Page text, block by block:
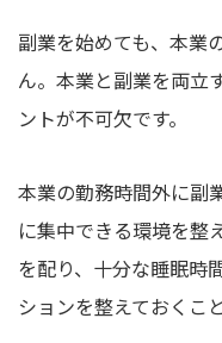
副業を始めても、本業
ん。本業と副業を両立
ントが不可欠です。
本業の勤務時間外に副
に集中できる環境を整
を配り、十分な睡眠時
ションを整えておくこ